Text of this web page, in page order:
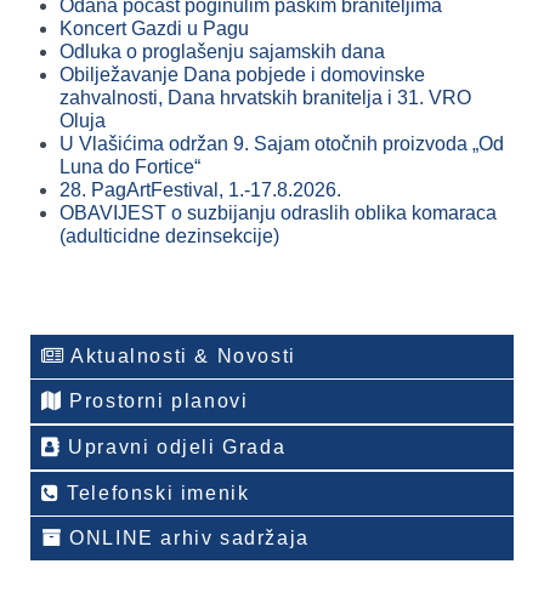
Odana počast poginulim paškim braniteljima
Koncert Gazdi u Pagu
Odluka o proglašenju sajamskih dana
Obilježavanje Dana pobjede i domovinske
zahvalnosti, Dana hrvatskih branitelja i 31. VRO
Oluja
U Vlašićima održan 9. Sajam otočnih proizvoda „Od
Luna do Fortice“
28. PagArtFestival, 1.-17.8.2026.
OBAVIJEST o suzbijanju odraslih oblika komaraca
(adulticidne dezinsekcije)
Aktualnosti & Novosti
Prostorni planovi
Upravni odjeli Grada
Telefonski imenik
ONLINE arhiv sadržaja